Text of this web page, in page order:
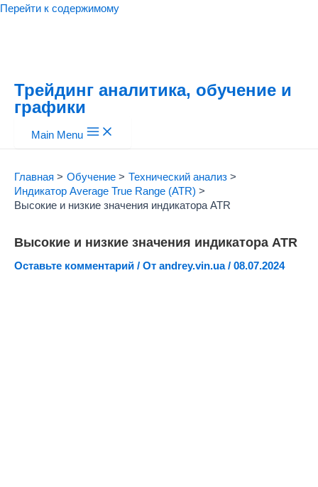
Перейти к содержимому
Трейдинг аналитика, обучение и
графики
Main Menu
Главная Обучение
Технический анализ
Индикатор Average True Range (ATR)
Высокие и низкие значения индикатора ATR
Высокие и низкие значения индикатора ATR
Оставьте комментарий / От andrey.vin.ua/ 08.07.2024